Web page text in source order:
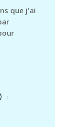
que j'ai